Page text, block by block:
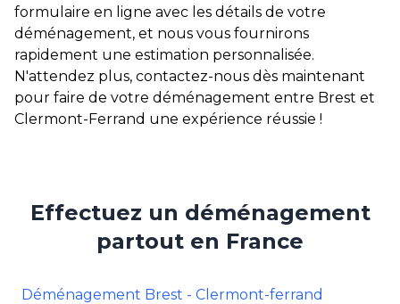
formulaire en ligne avec les détails de votre
déménagement, et nous vous fournirons
rapidement une estimation personnalisée.
N'attendez plus, contactez-nous dès maintenant
pour faire de votre déménagement entre Brest et
Clermont-Ferrand une expérience réussie !
Effectuez un déménagement
partout en France
Déménagement Brest - Clermont-ferrand